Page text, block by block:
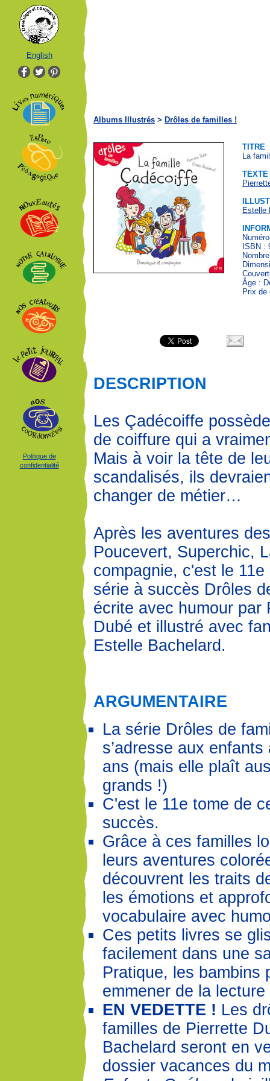
English
Politique de
confidentialité
Albums Illustrés > Drôles de familles !
TITRE
La
TEXTE
Estelle
ISBN :
Âge :
Prix de
DESCRIPTION
Les Çadécoiffe
de coiffure qui a
Mais à voir la tête de
scandalisés, ils
changer de métier…
Après les aventures
Poucevert, Superchic,
compagnie, c'est le
série à succès Drôles
écrite avec humour par
Dubé et illustré avec
Estelle Bachelard.
ARGUMENTAIRE
La série Drôles de
s’adresse aux
ans (mais elle plaît
grands !)
C'est le 11e tome de
succès.
Grâce à ces familles
leurs aventures
découvrent les traits
les émotions et
vocabulaire avec
Ces petits livres se
facilement dans une
Pratique, les bambins
emmener de la
EN VEDETTE ! Les
familles de Pierrette
Bachelard seront en
dossier vacances du